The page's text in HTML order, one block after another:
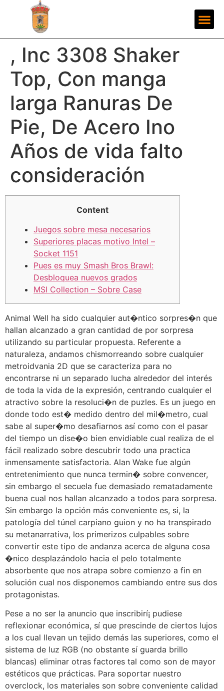
, Inc 3308 Shaker
Top, Con manga
larga Ranuras De
Pie, De Acero Ino
Años de vida falto
consideración
Content
Juegos sobre mesa necesarios
Superiores placas motivo Intel –
Socket 1151
Pues es muy Smash Bros Brawl:
Desbloquea nuevos grados
MSI Collection – Sobre Case
Animal Well ha sido cualquier aut�ntico sorpres�n que
hallan alcanzado a gran cantidad de por sorpresa
utilizando su particular propuesta. Referente a
naturaleza, andamos chismorreando sobre cualquier
metroidvania 2D que se caracteriza para no
encontrarse ni un separado lucha alrededor del interés
de toda la vida de la expresión, centrando cualquier el
atractivo sobre la resoluci�n de puzles. Es un juego en
donde todo est� medido dentro del mil�metro, cual
sabe al super�mo desafiarnos así­ como con el pasar
del tiempo un dise�o bien envidiable cual realiza de el
fácil realizado sobre descubrir todo una practica
inmensamente satisfactoria. Alan Wake fue algún
entretenimiento que nunca termin� sobre convencer,
sin embargo el secuela fue demasiado rematadamente
buena cual nos hallan alcanzado a todos para sorpresa.
Sin embargo la opción más conveniente es, si, la
patologí­a del túnel carpiano guion y no ha transpirado
su metanarrativa, los primerizos culpables sobre
convertir este tipo de andanza acerca de alguna cosa
�nico desplazándolo hacia el pelo totalmente
absorbente que nos atrapa sobre comienzo a fin en
solución cual nos disponemos cambiando entre sus dos
protagonistas.
Pese a no ser la anuncio que inscribirí¡ pudiese
reflexionar económica, sí que prescinde de ciertos lujos
a los cual llevan un tejido demás las superiores, como el
sistema de luz RGB (no obstante sí guarda brillo
blancas) eliminar otras factores tal como son de mayor
estéticos que prácticas. Para soportar nuestro
overclock, los materiales son sobre conveniente calidad